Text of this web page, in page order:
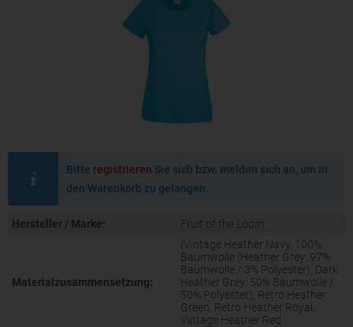
Bitte registrieren Sie sich bzw. melden sich an, um in
den Warenkorb zu gelangen.
Hersteller / Marke: Fruit of the Loom
Materialzusammensetzung:
(Vintage Heather Navy, 100%
Baumwolle (Heather Grey: 97%
Baumwolle / 3% Polyester), Dark
Heather Grey: 50% Baumwolle /
50% Polyester), Retro Heather
Green, Retro Heather Royal,
Vintage Heather Red